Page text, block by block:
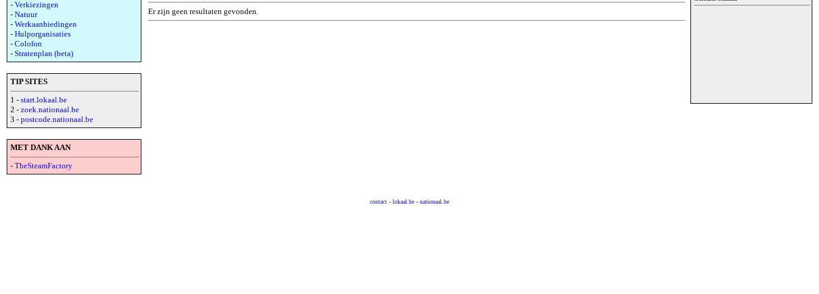
- Verkiezingen
- Natuur
- Werkaanbiedingen
- Hulporganisaties
- Colofon
- Stratenplan (beta)
TIP SITES
1 - start.lokaal.be
2 - zoek.nationaal.be
3 - postcode.nationaal.be
MET DANK AAN
- TheSteamFactory
Er zijn geen resultaten gevonden.
contact - lokaal.be - nationaal.be